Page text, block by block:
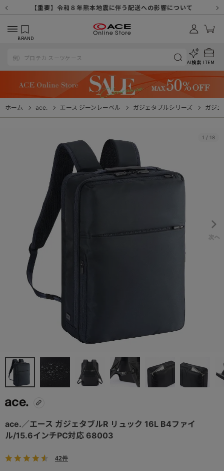
【重要】8/11（火・祝）休業及び配送スケジュールについて
【重要】令和８年熊本地震に伴う配送への影響について
【重要】納品書・領収書ペーパーレス化（電子化）のお知らせ
【重要】天候不良や交通状況・物量増等に伴う配送への影響について
【重要】悪質な詐欺サイトにご注意ください
【重要】各種メールが届かない場合に関しまして
【重要】お問い合わせのご対応に関しまして
【重要】SNSのなりすまし詐欺にご注意ください
BRAND
AI検索 ITEM
ホーム ace. エース ジーンレーベル ガジェタブルシリーズ ガジ
1 / 18
ace.／エース ガジェタブルR リュック 16L B4ファイ
ル/15.6インチPC対応 68003
42件